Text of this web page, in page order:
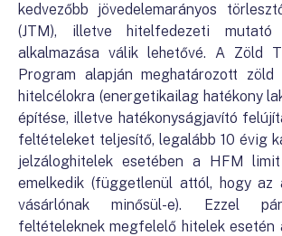
kedvezőbb jövedelemarányos
(JTM), illetve hitelfedezeti
alkalmazása válik lehetővé. A Zöld
Program alapján meghatározott zöld
hitelcélokra (energetikailag hatékony
építése, illetve hatékonyságjavító
feltételeket teljesítő, legalább 10 évig
jelzáloghitelek esetében a HFM
emelkedik (függetlenül attól, hogy az
vásárlónak minősül-e). Ezzel
feltételeknek megfelelő hitelek esetén